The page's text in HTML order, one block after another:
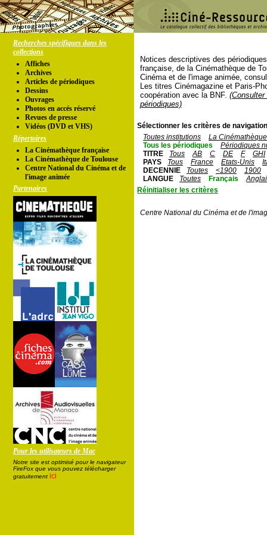
Recherches spécifiques dans les
collections
Affiches
Archives
Articles de périodiques
Dessins
Ouvrages
Photos en accés réservé
Revues de presse
Vidéos (DVD et VHS)
Répertoires
La Cinémathèque française
La Cinémathèque de Toulouse
Centre National du Cinéma et de
l'image animée
Partenaires
Pour les utilisateurs de Mac
Notre site est optimisé pour le navigateur
FireFox que vous pouvez télécharger
gratuitement ici
Notices descriptives des
française, de la Cinémathèque de
Cinéma et de l'image animée,
Les titres Cinémagazine et Paris-
coopération avec la BNF.
périodiques)
Sélectionner les critères de
Toutes institutions
La
Tous les périodiques
Périodiques
TITRE
Tous AB C DE F
GHI
PAYS
Tous France Etats-Unis
DECENNIE
Toutes <1900
1900
LANGUE
Toutes Français
Réinitialiser les critères
Centre National du Cinéma et de